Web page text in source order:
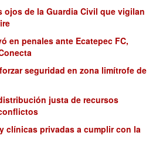
ojos de la Guardia Civil que vigilan
en penales ante Ecatepec FC,
seguridad en zona limítrofe de
justa de recursos
clínicas privadas a cumplir con la